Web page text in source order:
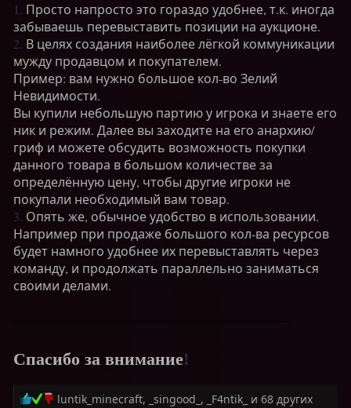
1. Просто напросто это гораздо удобнее, т.к. иногда
забываешь перевыставить позиции на аукционе.
2. В целях создания наиболее лёгкой коммуникации
мужду продавцом и покупателем.
Пример: вам нужно большое кол-во Зелий
Невидимости.
Вы купили небольшую партию у игрока и знаете его
ник и режим. Далее вы заходите на его анархию/
гриф и можете обсудить возможность покупки
данного товара в большом количестве за
определённую цену, чтобы другие игроки не
покупали необходимый вам товар.
3. Опять же, обычное удобство в использовании.
Например при продаже большого кол-ва ресурсов
будет намного удобнее их перевыставлять через
команду, и продолжать параллельно заниматься
своими делами.
Спасибо за внимание!
Р
luntik_minecraft, _singood_ , _F4ntik_ и 68 других